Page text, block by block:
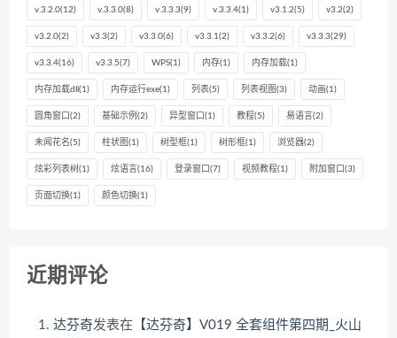
v.3.2.0(12) v.3.3.0(8) v.3.3.3(9) v.3.3.4(1) v3.1.2(5) v3.2(2)
v3.2.0(2) v3.3(2) v3.3.0(6) v3.3.1 (2) v3.3.2(6) v3.3.3(29)
v3.3.4(16) v3.3.5(7) WPS(1) 内存(1) 内存加载(1)
内存加载dll (1) 内存运行exe(1) 列表(5) 列表视图 (3) 动画(1)
圆角窗口 (2) 基础示例 (2) 异型窗口 (1) 教程(5) 易语言 (2)
未闻花名(5) 柱状图 (1) 树型框(1) 树形框(1) 浏览器(2)
炫彩列表树(1) 炫语言 (16) 登录窗口 (7) 视频教程(1) 附加窗口 (3)
页面切换(1) 颜色切换(1)
近期评论
达芬奇发表在 【达芬奇】V019 全套组件第四期_火山